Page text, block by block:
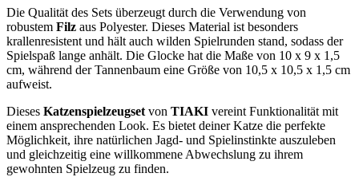
Die Qualität des Sets überzeugt durch die Verwendung von
robustem Filz aus Polyester. Dieses Material ist besonders
krallenresistent und hält auch wilden Spielrunden stand, sodass der
Spielspaß lange anhält. Die Glocke hat die Maße von 10 x 9 x 1,5
cm, während der Tannenbaum eine Größe von 10,5 x 10,5 x 1,5 cm
aufweist.
Dieses Katzenspielzeugset von TIAKI vereint Funktionalität mit
einem ansprechenden Look. Es bietet deiner Katze die perfekte
Möglichkeit, ihre natürlichen Jagd- und Spielinstinkte auszuleben
und gleichzeitig eine willkommene Abwechslung zu ihrem
gewohnten Spielzeug zu finden.